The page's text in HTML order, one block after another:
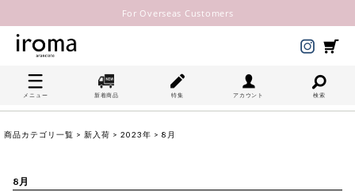
For Overseas Customers
メニュー 新着商品 特集 アカウント 検索
商品カテゴリ一覧 > 新入荷 > 2023年 > 8月
8月